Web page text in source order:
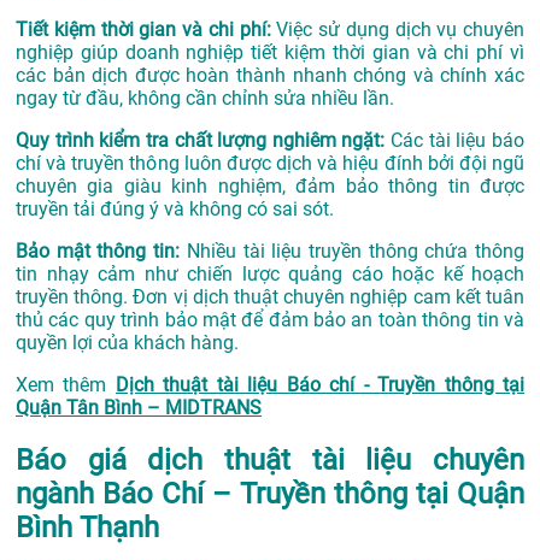
Tiết kiệm thời gian và chi phí:Việc sử dụng dịch vụ chuyên
nghiệp giúp doanh nghiệp tiết kiệm thời gian và chi phí vì
các bản dịch được hoàn thành nhanh chóng và chính xác
ngay từ đầu, không cần chỉnh sửa nhiều lần.
Quy trình kiểm tra chất lượng nghiêm ngặt: Các tài liệu báo
chí và truyền thông luôn được dịch và hiệu đính bởi đội ngũ
chuyên gia giàu kinh nghiệm, đảm bảo thông tin được
truyền tải đúng ý và không có sai sót.
Bảo mật thông tin: Nhiều tài liệu truyền thông chứa thông
tin nhạy cảm như chiến lược quảng cáo hoặc kế hoạch
truyền thông. Đơn vị dịch thuật chuyên nghiệp cam kết tuân
thủ các quy trình bảo mật để đảm bảo an toàn thông tin và
quyền lợi của khách hàng.
Xem thêm Dịch thuật tài liệu Báo chí - Truyền thông tại
Quận Tân Bình – MIDTRANS
Báo giá dịch thuật tài liệu chuyên
ngành Báo Chí – Truyền thông tại Quận
Bình Thạnh